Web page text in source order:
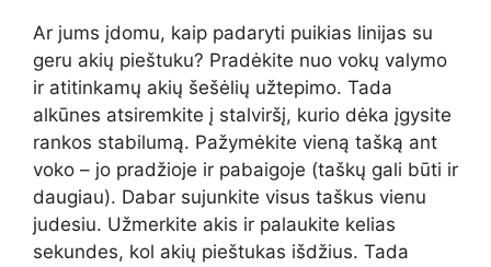
Ar jums įdomu, kaip padaryti puikias linijas su
geru akių pieštuku? Pradėkite nuo vokų valymo
ir atitinkamų akių šešėlių užtepimo. Tada
alkūnes atsiremkite į stalviršį, kurio dėka įgysite
rankos stabilumą. Pažymėkite vieną tašką ant
voko – jo pradžioje ir pabaigoje (taškų gali būti ir
daugiau). Dabar sujunkite visus taškus vienu
judesiu. Užmerkite akis ir palaukite kelias
sekundes, kol akių pieštukas išdžius. Tada